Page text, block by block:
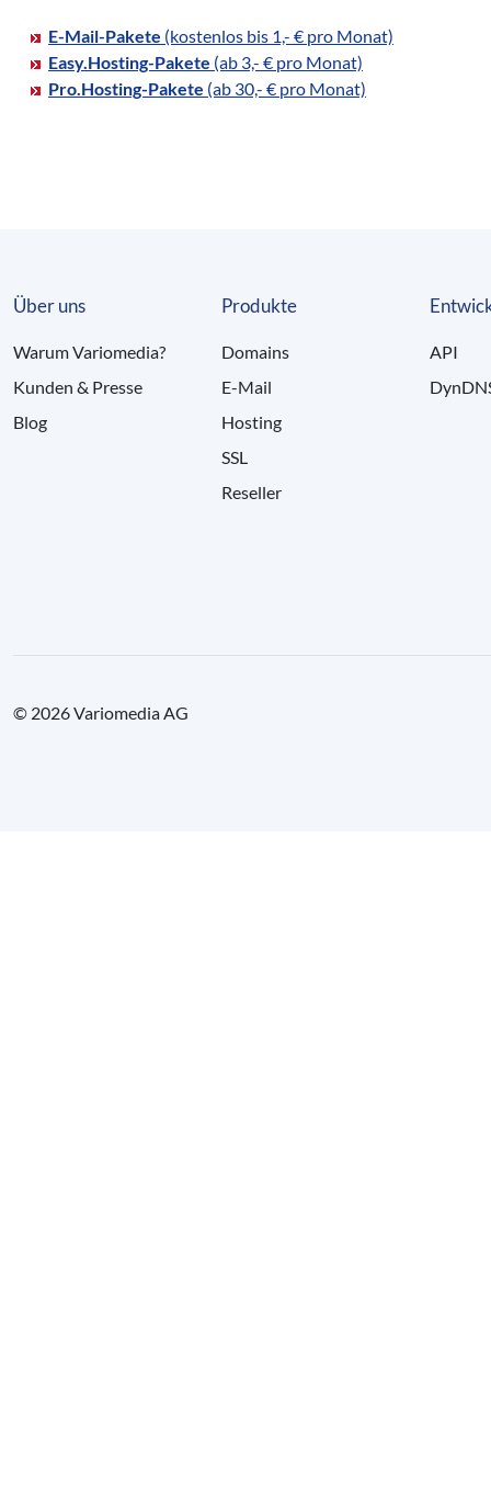
E-Mail-Pakete (kostenlos bis 1,- € pro Monat)
Easy.Hosting-Pakete (ab 3,- € pro Monat)
Pro.Hosting-Pakete (ab 30,- € pro Monat)
Über uns
Warum Variomedia?
Kunden & Presse
Blog
Produkte
Domains
E-Mail
Hosting
SSL
Reseller
API
© 2026 Variomedia AG